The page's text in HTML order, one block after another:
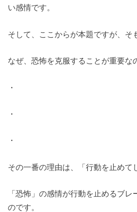
い感情です。
そして、ここからが本題ですが、そ
なぜ、恐怖を克服することが重要な
・
・
・
その一番の理由は、「行動を止めて
「恐怖」の感情が行動を止めるブレ
のです。